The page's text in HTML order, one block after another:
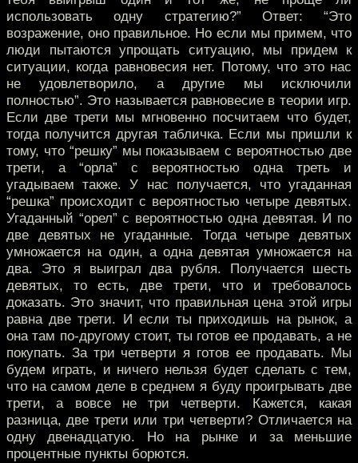
использовать одну стратегию?” Ответ: “Это
возражение, оно правильное. Но если мы примем, что
люди пытаются упрощать ситуацию, мы придем к
ситуации, когда равновесия нет. Потому, что это нас
не удовлетворило, а другие мы исключили
полностью”. Это называется равновесие в теории игр.
Если две трети мы мгновенно посчитаем что будет,
тогда получится другая табличка. Если мы пришли к
тому, что “решку” мы показываем с вероятностью две
трети, а “орла” с вероятностью одна треть и
угадываем также. У нас получается, что угаданная
“решка” происходит с вероятностью четыре девятых.
Угаданный “орел” с вероятностью одна девятая. И по
две девятых не угаданные. Тогда четыре девятых
умножается на один, а одна девятая умножается на
два. Это я выиграл два рубля. Получается шесть
девятых, то есть, две трети, что и требовалось
доказать. Это значит, что правильная цена этой игры
равна две трети. И если ты приходишь на рынок, а
она там по-другому стоит, ты готов ее продавать, а не
покупать. За три четверти я готов ее продавать. Мы
будем играть, и ничего нельзя будет сделать с тем,
что на самом деле в среднем я буду проигрывать две
трети, а вовсе не три четверти. Кажется, какая
разница, две трети или три четверти? Отличается на
одну двенадцатую. Но на рынке и за меньшие
процентные пункты борются.